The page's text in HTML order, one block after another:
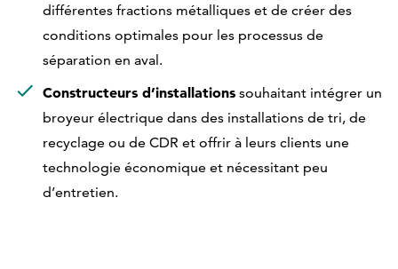
différentes fractions métalliques et de créer des
conditions optimales pour les processus de
séparation en aval.
Constructeurs d’installations souhaitant intégrer un
broyeur électrique dans des installations de tri, de
recyclage ou de CDR et offrir à leurs clients une
technologie économique et nécessitant peu
d’entretien.